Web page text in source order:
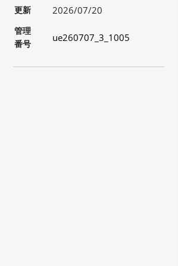
更新 2026/07/20
管理
番号
ue260707_3_1005